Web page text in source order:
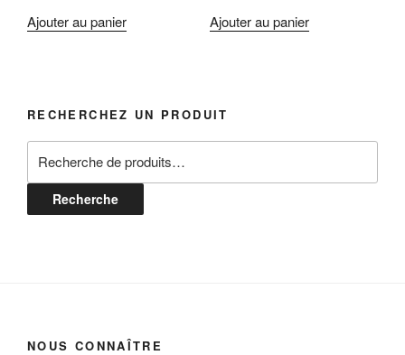
Ajouter au panier
Ajouter au panier
RECHERCHEZ UN PRODUIT
pour :
Recherche
NOUS CONNAÎTRE